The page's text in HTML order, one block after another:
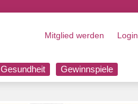
Mitglied werden Login
Gesundheit Gewinnspiele